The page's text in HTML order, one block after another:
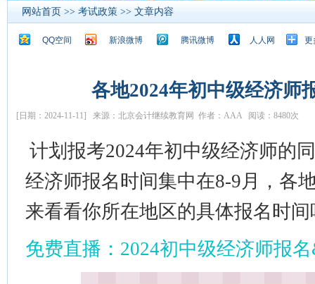
网站首页 >> 考试政策 >> 文章内容
QQ空间 新浪微博 腾讯微博 人人网 更
各地2024年初中级经济师
[日期：2024-11-11] 来源：北京会计继续教育网 作者：AAA 阅读：8480次
计划报考2024年初中级经济师的
经济师报名时间集中在8-9月，各
来看看你所在地区的具体报名时间
免费直播：2024初中级经济师报